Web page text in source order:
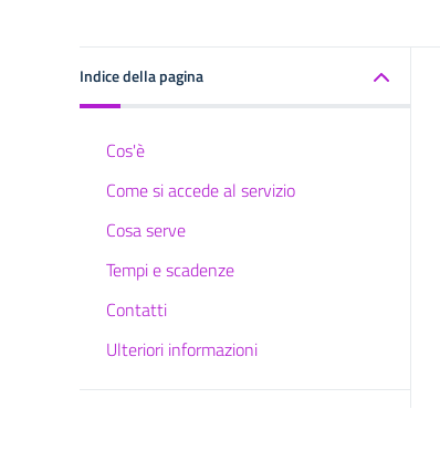
Indice della pagina
Cos'è
Come si accede al servizio
Cosa serve
Tempi e scadenze
Contatti
Ulteriori informazioni